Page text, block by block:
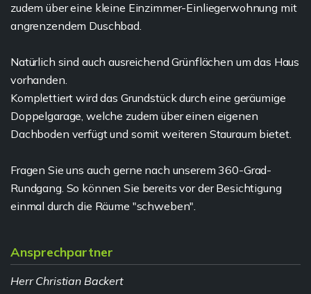
zudem über eine kleine Einzimmer-Einliegerwohnung mit
angrenzendem Duschbad.
Natürlich sind auch ausreichend Grünflächen um das Haus
vorhanden.
Komplettiert wird das Grundstück durch eine geräumige
Doppelgarage, welche zudem über einen eigenen
Dachboden verfügt und somit weiteren Stauraum bietet.
Fragen Sie uns auch gerne nach unserem 360-Grad-
Rundgang. So können Sie bereits vor der Besichtigung
einmal durch die Räume "schweben".
Ansprechpartner
Herr Christian Backert